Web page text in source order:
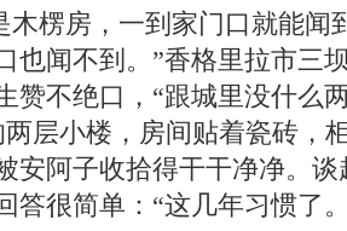
木楞房，一到家门口就能闻
也闻不到。”香格里拉市三
赞不绝口，“跟城里没什么
两层小楼，房间贴着瓷砖，
安阿子收拾得干干净净。
答很简单：“这几年习惯了